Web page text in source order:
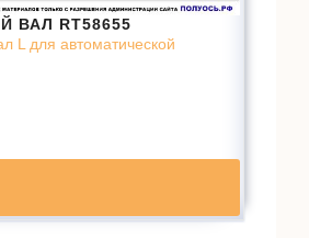
ВАЛ RT58655
L для автоматической